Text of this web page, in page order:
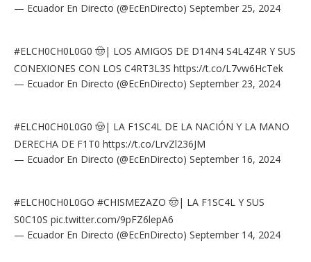
— Ecuador En Directo (@EcEnDirecto) September 25, 2024
#ELCH0CH0L0G0 🤠| LOS AMIGOS DE D14N4 S4L4Z4R Y SUS
CONEXIONES CON LOS C4RT3L3S https://t.co/L7vw6HcTek
— Ecuador En Directo (@EcEnDirecto) September 23, 2024
#ELCH0CH0L0G0 🤠| LA F1SC4L DE LA NACIÓN Y LA MANO
DERECHA DE F1T0 https://t.co/LrvZl236JM
— Ecuador En Directo (@EcEnDirecto) September 16, 2024
#ELCH0CH0L0GO #CHISMEZAZO 🤠| LA F1SC4L Y SUS
S0C10S pic.twitter.com/9pFZ6lepA6
— Ecuador En Directo (@EcEnDirecto) September 14, 2024